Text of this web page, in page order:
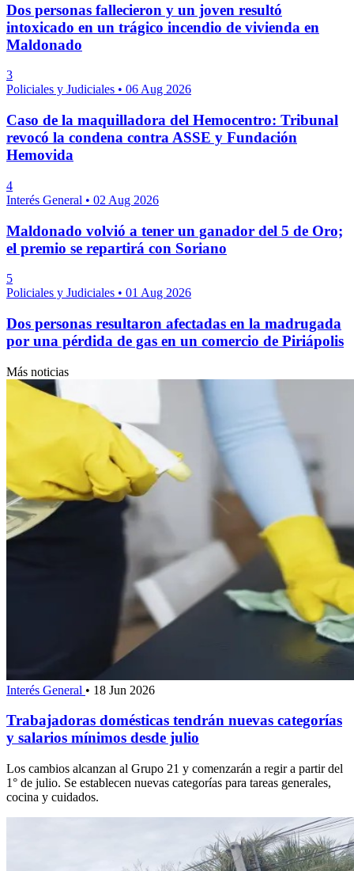
Dos personas fallecieron y un joven resultó
intoxicado en un trágico incendio de vivienda en
Maldonado
3
Policiales y Judiciales • 06 Aug 2026
Caso de la maquilladora del Hemocentro: Tribunal
revocó la condena contra ASSE y Fundación
Hemovida
4
Interés General • 02 Aug 2026
Maldonado volvió a tener un ganador del 5 de Oro;
el premio se repartirá con Soriano
5
Policiales y Judiciales • 01 Aug 2026
Dos personas resultaron afectadas en la madrugada
por una pérdida de gas en un comercio de Piriápolis
Más noticias
Interés General • 18 Jun 2026
Trabajadoras domésticas tendrán nuevas categorías
y salarios mínimos desde julio
Los cambios alcanzan al Grupo 21 y comenzarán a regir a partir del
1° de julio. Se establecen nuevas categorías para tareas generales,
cocina y cuidados.